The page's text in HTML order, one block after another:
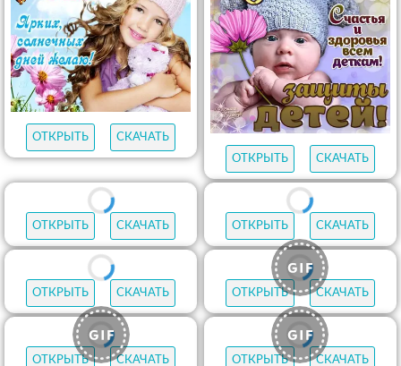
ОТКРЫТЬ
СКАЧАТЬ
ОТКРЫТЬ
СКАЧАТЬ
ОТКРЫТЬ СКАЧАТЬ